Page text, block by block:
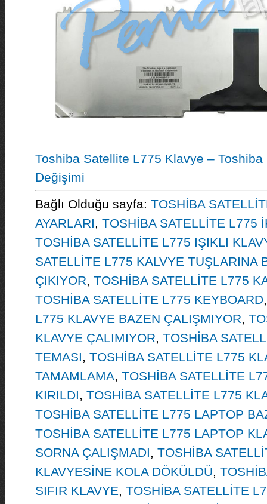
Toshiba Satellite L775 Klavye –
Değişimi
Bağlı Olduğu sayfa: TOSHİBA
AYARLARI, TOSHİBA SATELLİTE L775
TOSHİBA SATELLİTE L775 IŞIKLI
SATELLİTE L775 KALVYE TUŞLARINA
ÇIKIYOR, TOSHİBA SATELLİTE L775
TOSHİBA SATELLİTE L775 KEYBOARD
L775 KLAVYE BAZEN ÇALIŞMIYOR,
KLAVYE ÇALIMIYOR, TOSHİBA
TEMASI, TOSHİBA SATELLİTE L775
TAMAMLAMA, TOSHİBA SATELLİTE
KIRILDI, TOSHİBA SATELLİTE L775
TOSHİBA SATELLİTE L775 LAPTOP
TOSHİBA SATELLİTE L775 LAPTOP
SORNA ÇALIŞMADI, TOSHİBA
KLAVYESİNE KOLA DÖKÜLDÜ,
SIFIR KLAVYE, TOSHİBA SATELLİTE